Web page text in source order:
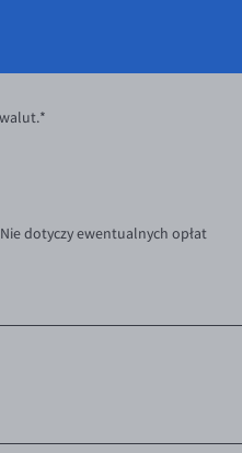
dotyczy ewentualnych opłat